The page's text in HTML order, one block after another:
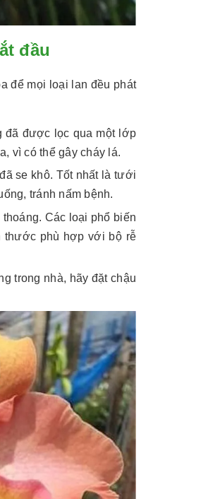
đầu
để mọi loại lan đều phát
đã được lọc qua một lớp
vì có thể gây cháy lá.
se khô. Tốt nhất là tưới
tránh nấm bệnh.
Các loại phổ biến
thước phù hợp với bộ rễ
trong nhà, hãy đặt chậu